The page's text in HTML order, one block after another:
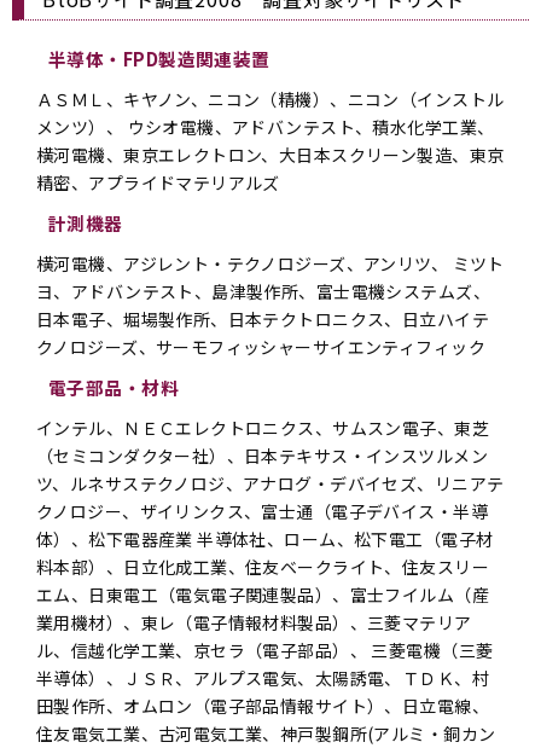
半導体・FPD製造関連装置
ＡＳＭＬ、キヤノン、ニコン（精機）、ニコン（インストル
メンツ）、 ウシオ電機、アドバンテスト、積水化学工業、
横河電機、東京エレクトロン、大日本スクリーン製造、東京
精密、アプライドマテリアルズ
計測機器
横河電機、アジレント・テクノロジーズ、アンリツ、 ミツト
ヨ、アドバンテスト、島津製作所、富士電機システムズ、
日本電子、堀場製作所、日本テクトロニクス、日立ハイテ
クノロジーズ、サーモフィッシャーサイエンティフィック
電子部品・材料
インテル、ＮＥＣエレクトロニクス、サムスン電子、東芝
（セミコンダクター社）、日本テキサス・インスツルメン
ツ、ルネサステクノロジ、アナログ・デバイセズ、リニアテ
クノロジー、ザイリンクス、富士通（電子デバイス・半導
体）、松下電器産業 半導体社、ローム、松下電工（電子材
料本部）、日立化成工業、住友ベークライト、住友スリー
エム、日東電工（電気電子関連製品）、富士フイルム（産
業用機材）、東レ（電子情報材料製品）、三菱マテリア
ル、信越化学工業、京セラ（電子部品）、 三菱電機（三菱
半導体）、ＪＳＲ、アルプス電気、太陽誘電、ＴＤＫ、村
田製作所、オムロン（電子部品情報サイト）、日立電線、
住友電気工業、古河電気工業、神戸製鋼所(アルミ・銅カン